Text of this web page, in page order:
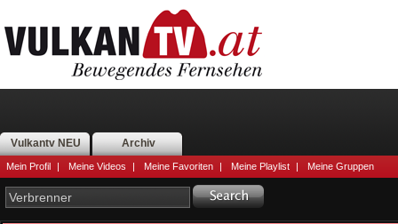
Vulkantv NEU Archiv
Mein Profil | Meine Videos | Meine Favoriten | Meine Playlist | Meine Gruppen